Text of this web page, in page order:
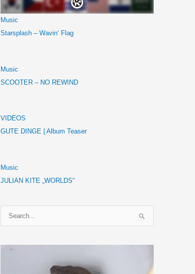
Music
Starsplash – Wavin‘ Flag
Music
SCOOTER – NO REWIND
VIDEOS
GUTE DINGE | Album Teaser
Music
JULIAN KITE „WORLDS“
u